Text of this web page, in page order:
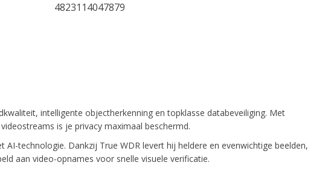
4823114047879
intelligente objectherkenning en topklasse databeveiliging. Met
is je privacy maximaal beschermd.
technologie. Dankzij True WDR levert hij heldere en evenwichtige beelden,
aan video-opnames voor snelle visuele verificatie.